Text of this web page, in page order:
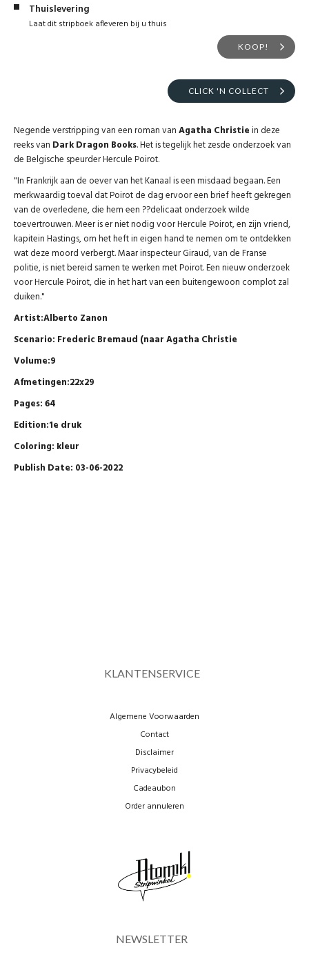
Thuislevering
Laat dit stripboek afleveren bij u thuis
KOOP!
CLICK 'N COLLECT
Negende verstripping van een roman vanAgatha Christiein deze
reeks van Dark Dragon Books. Het is tegelijk het zesde onderzoek van
de Belgische speurder Hercule Poirot.
"In Frankrijk aan de oever van het Kanaal is een misdaad begaan. Een
merkwaardig toeval dat Poirot de dag ervoor een brief heeft gekregen
van de overledene, die hem een ??delicaat onderzoek wilde
toevertrouwen. Meer is er niet nodig voor Hercule Poirot, en zijn vriend,
kapitein Hastings, om het heft in eigen hand te nemen om te ontdekken
wat deze moord verbergt. Maar inspecteur Giraud, van de Franse
politie, is niet bereid samen te werken met Poirot. Een nieuw onderzoek
voor Hercule Poirot, die in het hart van een buitengewoon complot zal
duiken."
Artist:Alberto Zanon
Scenario: Frederic Bremaud (naar Agatha Christie
Volume:9
Afmetingen:22x29
Pages: 64
Edition:1e druk
Coloring: kleur
Publish Date: 03-06-2022
KLANTENSERVICE
Algemene Voorwaarden
Contact
Disclaimer
Privacybeleid
Cadeaubon
Order annuleren
NEWSLETTER